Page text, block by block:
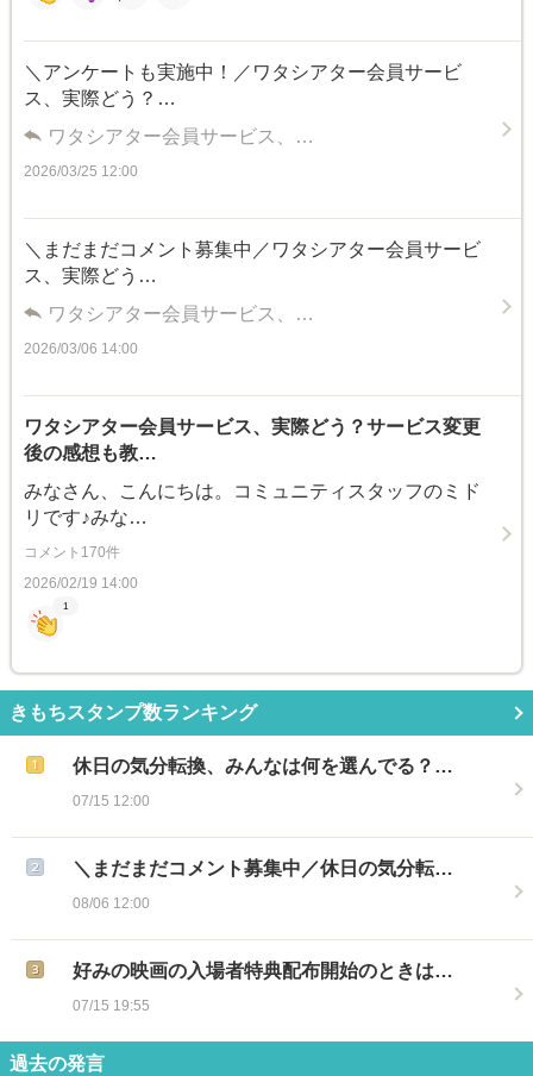
＼アンケートも実施中！／ワタシアター会員サービ
ス、実際どう？…
ワタシアター会員サービス、…
2026/03/25 12:00
＼まだまだコメント募集中／ワタシアター会員サービ
ス、実際どう…
ワタシアター会員サービス、…
2026/03/06 14:00
ワタシアター会員サービス、実際どう？サービス変更
後の感想も教…
みなさん、こんにちは。コミュニティスタッフのミド
リです♪みな…
コメント170件
2026/02/19 14:00
1
きもちスタンプ数ランキング
休日の気分転換、みんなは何を選んでる？…
07/15 12:00
＼まだまだコメント募集中／休日の気分転…
08/06 12:00
好みの映画の入場者特典配布開始のときは…
07/15 19:55
過去の発言